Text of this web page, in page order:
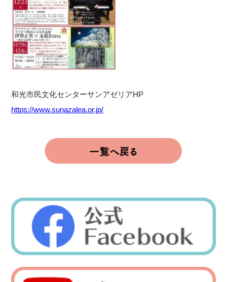
和光市民文化センターサンアゼリアHP
https://www.sunazalea.or.jp/